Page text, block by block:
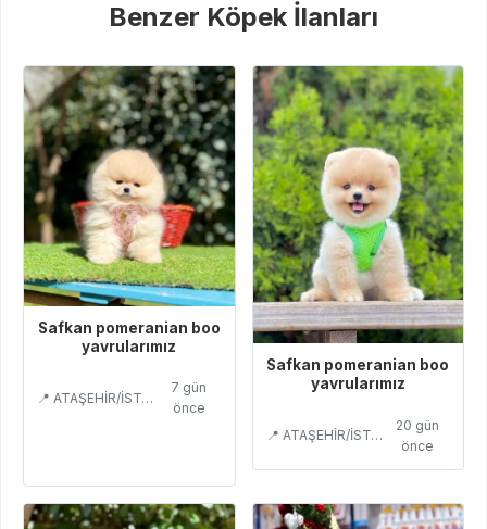
Benzer Köpek İlanları
Safkan pomeranian boo
yavrularımız
📍 ATAŞEHİR/İSTANBUL
7 gün
önce
Safkan pomeranian boo
yavrularımız
📍 ATAŞEHİR/İSTANBUL
20 gün
önce